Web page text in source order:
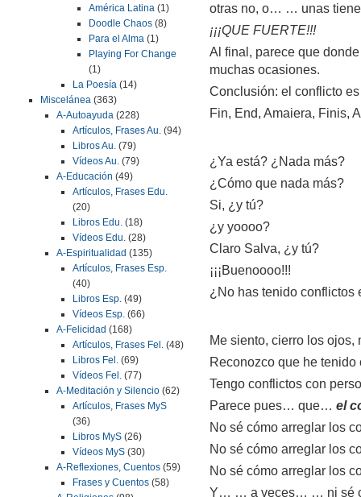
América Latina (1)
Doodle Chaos (8)
Para el Alma (1)
Playing For Change
(1)
La Poesía (14)
Miscelánea (363)
A-Autoayuda (228)
Artículos, Frases Au. (94)
Libros Au. (79)
Vídeos Au. (79)
A-Educación (49)
Artículos, Frases Edu.
(20)
Libros Edu. (18)
Vídeos Edu. (28)
A-Espiritualidad (135)
Artículos, Frases Esp.
(40)
Libros Esp. (49)
Vídeos Esp. (66)
A-Felicidad (168)
Artículos, Frases Fel. (48)
Libros Fel. (69)
Vídeos Fel. (77)
A-Meditación y Silencio (62)
Artículos, Frases MyS
(36)
Libros MyS (26)
Vídeos MyS (30)
A-Reflexiones, Cuentos (59)
Frases y Cuentos (58)
otras no, o… … unas
¡¡¡QUE FUERTE!!!
Al final, parece que
muchas ocasiones.
Conclusión: el conflicto
Fin, End, Amaiera, Finis,
¿Ya está? ¿Nada más?
¿Cómo que nada más?
Si, ¿y tú?
¿y yoooo?
Claro Salva, ¿y tú?
¡¡¡Buenoooo!!!
¿No has tenido conflictos
Me siento, cierro los ojos,
Reconozco que he
Tengo conflictos con
Parece pues… que… el
No sé cómo arreglar los
No sé cómo arreglar los
No sé cómo arreglar los
Y… … a veces… … ni sé